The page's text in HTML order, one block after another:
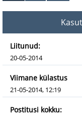
Liitunud:
20-05-2014
Viimane külastus
21-05-2014, 12:19
Postitusi kokku: